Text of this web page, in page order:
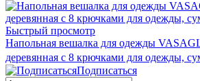
Быстрый просмотр
Напольная вешалка для одежды
деревянная с 8 крючками для одежды,
Подписаться